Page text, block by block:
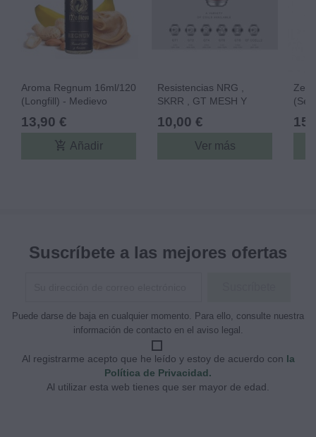
Aroma Regnum 16ml/120
(Longfill) - Medievo
13,90 €
add_shopping_cart Añadir
Resistencias NRG ,
SKRR , GT MESH Y
VAPORESSO
10,00 €
Ver más
Suscríbete a las mejores ofertas
Puede darse de baja en cualquier momento. Para ello, consulte nuestra
información de contacto en el aviso legal.
Al registrarme acepto que he leído y estoy de acuerdo con la
Política de Privacidad.
Al utilizar esta web tienes que ser mayor de edad.